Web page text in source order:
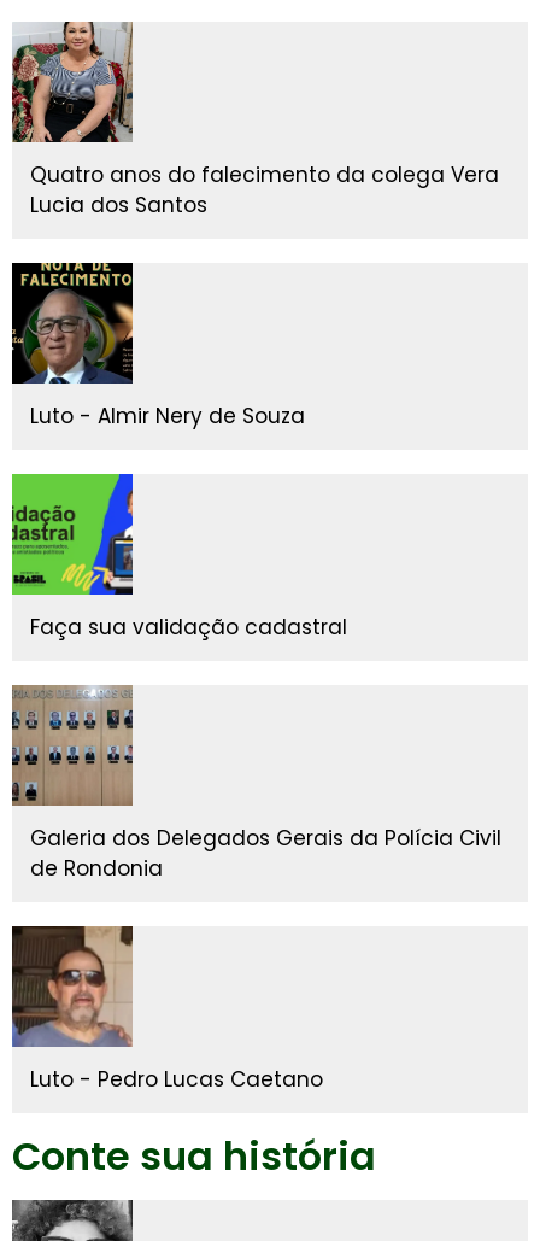
Quatro anos do falecimento da colega Vera
Lucia dos Santos
Luto - Almir Nery de Souza
Faça sua validação cadastral
Galeria dos Delegados Gerais da Polícia Civil
de Rondonia
Luto - Pedro Lucas Caetano
Conte sua história